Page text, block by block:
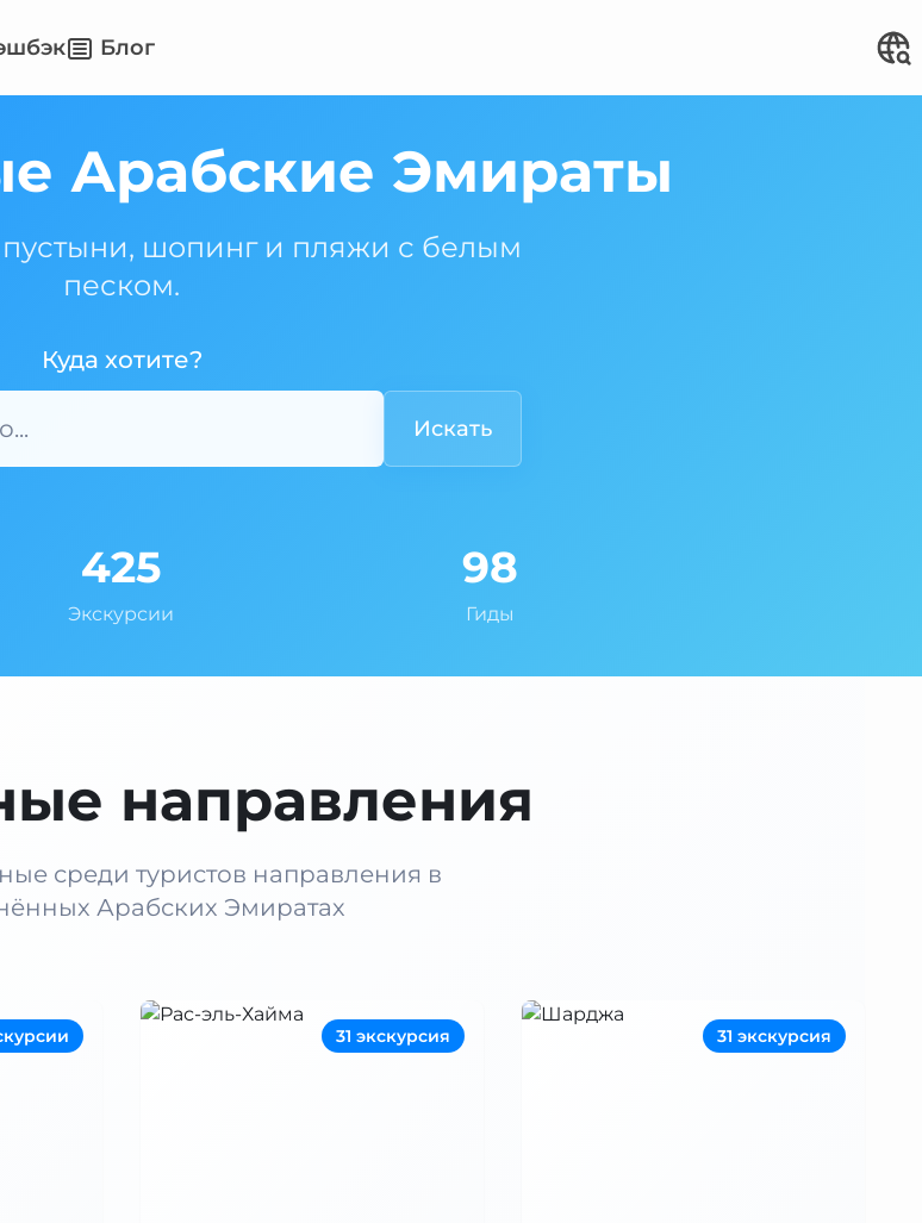
Блог
Арабские Эмираты
шопинг и пляжи с белым
песком.
Куда хотите?
Искать
425
Экскурсии
98
Гиды
направления
среди туристов направления в
Арабских Эмиратах
31 экскурсия 31 экскурсия